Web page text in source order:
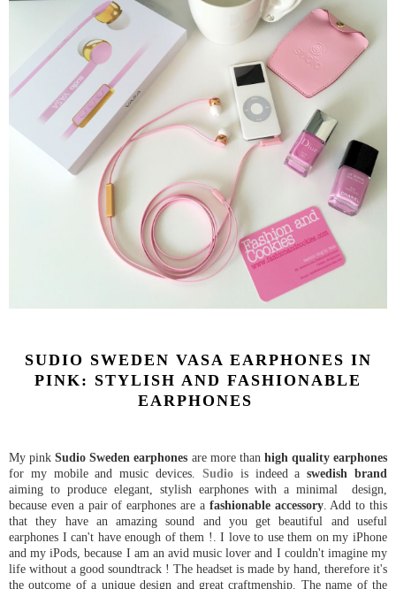
SUDIO SWEDEN VASA EARPHONES IN
PINK: STYLISH AND FASHIONABLE
EARPHONES
My pinkSudio Sweden earphones are more than high quality earphones
for my mobile and music devices. Sudiois indeed aswedish brand
aiming to produce elegant, stylish earphones with a minimal design,
because even a pair of earphones are a fashionable accessory. Add to this
that they have an amazing sound and you get beautiful and useful
earphones I can't have enough of them !. I love to use them on my iPhone
and my iPods, because I am an avid music lover and I couldn't imagine my
life without a good soundtrack ! The headset is made by hand, therefore it's
the outcome of a unique design and great craftmenship. The name of the